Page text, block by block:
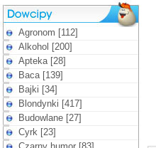
Agronom [112]
Alkohol [200]
Apteka [28]
Baca [139]
Bajki [34]
Blondynki [417]
Budowlane [27]
Cyrk [23]